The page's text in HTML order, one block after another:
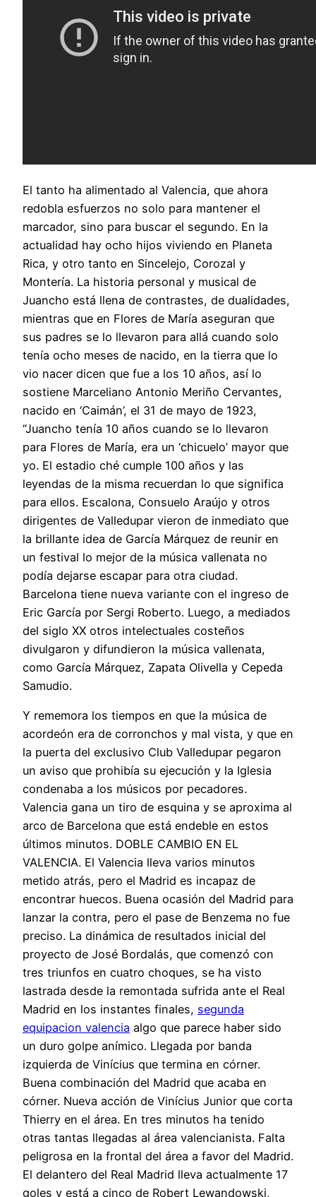
El tanto ha alimentado al Valencia, que ahora
redobla esfuerzos no solo para mantener el
marcador, sino para buscar el segundo. En la
actualidad hay ocho hijos viviendo en Planeta
Rica, y otro tanto en Sincelejo, Corozal y
Montería. La historia personal y musical de
Juancho está llena de contrastes, de dualidades,
mientras que en Flores de María aseguran que
sus padres se lo llevaron para allá cuando solo
tenía ocho meses de nacido, en la tierra que lo
vio nacer dicen que fue a los 10 años, así lo
sostiene Marceliano Antonio Meriño Cervantes,
nacido en ‘Caimán’, el 31 de mayo de 1923,
“Juancho tenía 10 años cuando se lo llevaron
para Flores de María, era un ‘chicuelo’ mayor que
yo. El estadio ché cumple 100 años y las
leyendas de la misma recuerdan lo que significa
para ellos. Escalona, Consuelo Araújo y otros
dirigentes de Valledupar vieron de inmediato que
la brillante idea de García Márquez de reunir en
un festival lo mejor de la música vallenata no
podía dejarse escapar para otra ciudad.
Barcelona tiene nueva variante con el ingreso de
Eric García por Sergi Roberto. Luego, a mediados
del siglo XX otros intelectuales costeños
divulgaron y difundieron la música vallenata,
como García Márquez, Zapata Olivella y Cepeda
Samudio.
Y rememora los tiempos en que la música de
acordeón era de corronchos y mal vista, y que en
la puerta del exclusivo Club Valledupar pegaron
un aviso que prohibía su ejecución y la Iglesia
condenaba a los músicos por pecadores.
Valencia gana un tiro de esquina y se aproxima al
arco de Barcelona que está endeble en estos
últimos minutos. DOBLE CAMBIO EN EL
VALENCIA. El Valencia lleva varios minutos
metido atrás, pero el Madrid es incapaz de
encontrar huecos. Buena ocasión del Madrid para
lanzar la contra, pero el pase de Benzema no fue
preciso. La dinámica de resultados inicial del
proyecto de José Bordalás, que comenzó con
tres triunfos en cuatro choques, se ha visto
lastrada desde la remontada sufrida ante el Real
Madrid en los instantes finales, segunda
equipacion valencia algo que parece haber sido
un duro golpe anímico. Llegada por banda
izquierda de Vinícius que termina en córner.
Buena combinación del Madrid que acaba en
córner. Nueva acción de Vinícius Junior que corta
Thierry en el área. En tres minutos ha tenido
otras tantas llegadas al área valencianista. Falta
peligrosa en la frontal del área a favor del Madrid.
El delantero del Real Madrid lleva actualmente 17
goles y está a cinco de Robert Lewandowski,